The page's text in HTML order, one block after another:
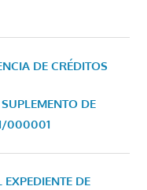
DE CRÉDITOS
DE
000001
DE